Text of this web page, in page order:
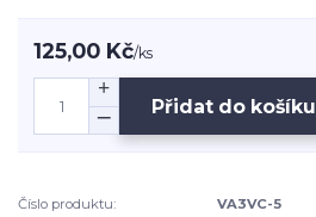
125,00 Kč/ks
Přidat do košíku
Číslo produktu:
VA3VC-5